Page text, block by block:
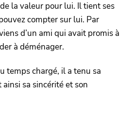
la valeur pour lui. Il tient ses
compter sur lui. Par
d’un ami qui avait promis à
à déménager.
temps chargé, il a tenu sa
sa sincérité et son